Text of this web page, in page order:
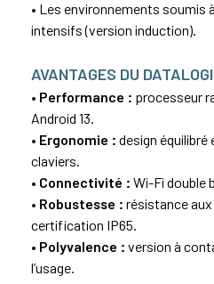
• Les environnements soumis
intensifs (version induction).
AVANTAGES DU
• Performance : processeur
Android 13.
• Ergonomie : design
claviers.
• Connectivité : Wi-Fi double
• Robustesse : résistance
certification IP65.
• Polyvalence : version à
l’usage.